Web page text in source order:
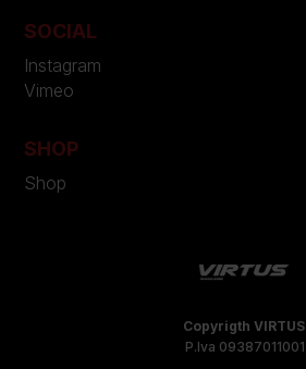
SOCIAL
Instagram
Vimeo
SHOP
Shop
Copyrigth VIRTUS
P.Iva 09387011001